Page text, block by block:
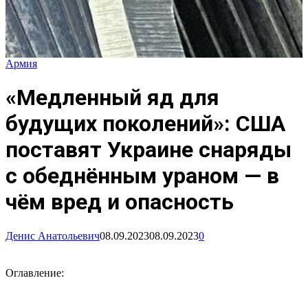
Армия
«Медленный яд для
будущих поколений»: США
поставят Украине снаряды
с обеднённым ураном — в
чём вред и опасность
Денис Анатольевич08.09.202308.09.20230
Оглавление: